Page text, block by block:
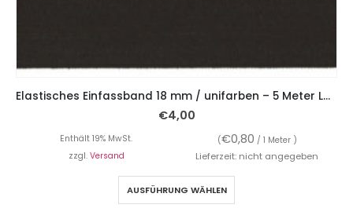
Elastisches Einfassband 18 mm / unifarben – 5 Meter Länge
€4,00
Enthält 19% MwSt. (€0,80 / 1 Meter )
zzgl. Versand Lieferzeit: nicht angegeben
AUSFÜHRUNG WÄHLEN